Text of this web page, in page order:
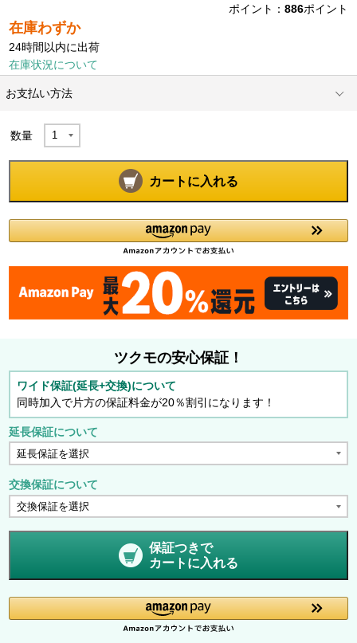
ポイント： 886ポイント
在庫わずか
24時間以内に出荷
在庫状況について
お支払い方法
数量
カートに入れる
ツクモの安心保証！
ワイド保証(延長+交換)について
同時加入で片方の保証料金が20％割引になります！
延長保証について
交換保証について
保証つきで
カートに入れる